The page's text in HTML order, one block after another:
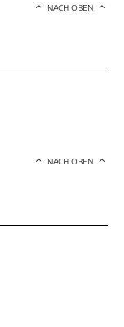
NACH OBEN
NACH OBEN